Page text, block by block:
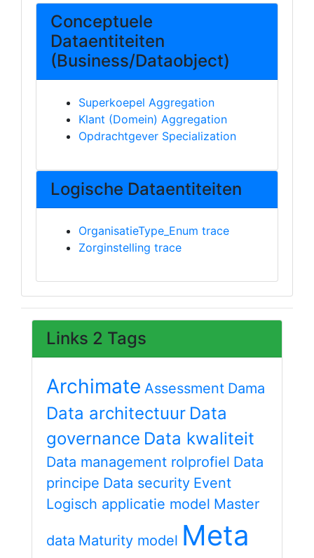
Conceptuele
Dataentiteiten
(Business/Dataobject)
Superkoepel Aggregation
Klant (Domein) Aggregation
Opdrachtgever Specialization
Logische Dataentiteiten
OrganisatieType_Enum trace
Zorginstelling trace
Links 2 Tags
Archimate Assessment Dama
Data architectuur Data
governance Data kwaliteit
Data management rolprofiel Data
principe Data security Event
Logisch applicatie model Master
data Maturity model Meta